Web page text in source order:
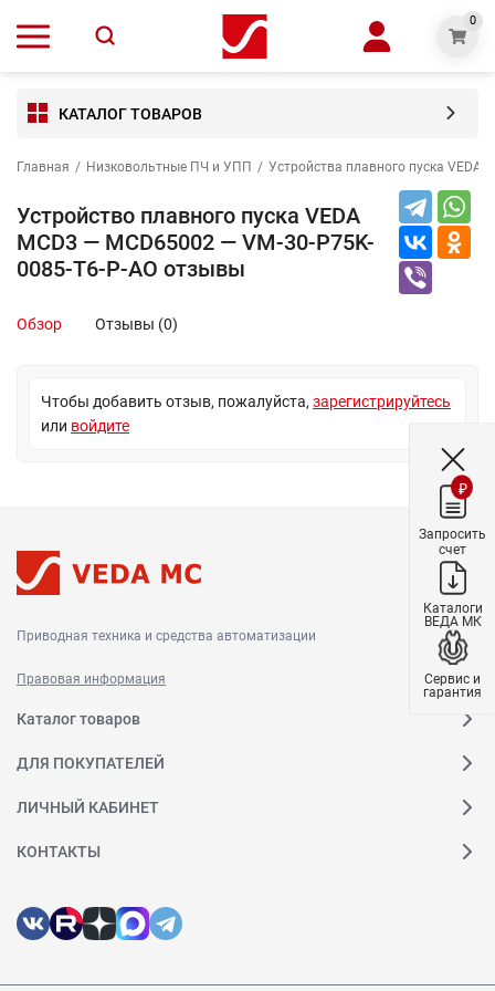
0
КАТАЛОГ ТОВАРОВ
Главная / Низковольтные ПЧ и УПП / Устройства плавного пуска VEDA
Устройство плавного пуска VEDA
MCD3 — MCD65002 — VM-30-P75K-
0085-T6-P-AO отзывы
Обзор Отзывы (0)
Чтобы добавить отзыв, пожалуйста, зарегистрируйтесь
или войдите
Приводная техника и средства автоматизации
Правовая информация
Каталог товаров
ДЛЯ ПОКУПАТЕЛЕЙ
ЛИЧНЫЙ КАБИНЕТ
КОНТАКТЫ
₽
Запросить
счет
Каталоги
ВЕДА МК
Сервис и
гарантия